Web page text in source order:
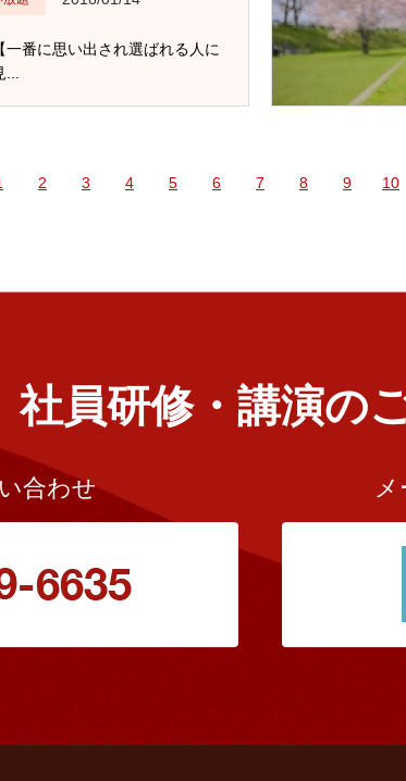
一番に思い出され選ばれる人に
2 3 4 5 6 7 8 9 10
社員研修・講演の
合わせ